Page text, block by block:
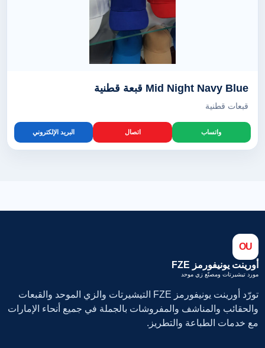
Mid Night Navy Blue قبعة قطنية
قبعات قطنية
واتساب اتصال البريد الإلكتروني
OU
أورينت يونيفورمز FZE
مورد تيشيرتات ومصنّع زي موحد
تورّد أورينت يونيفورمز FZE التيشيرتات والزي الموحد والقبعات
والحقائب والمناشف والمفروشات بالجملة في جميع أنحاء الإمارات
مع خدمات الطباعة والتطريز.